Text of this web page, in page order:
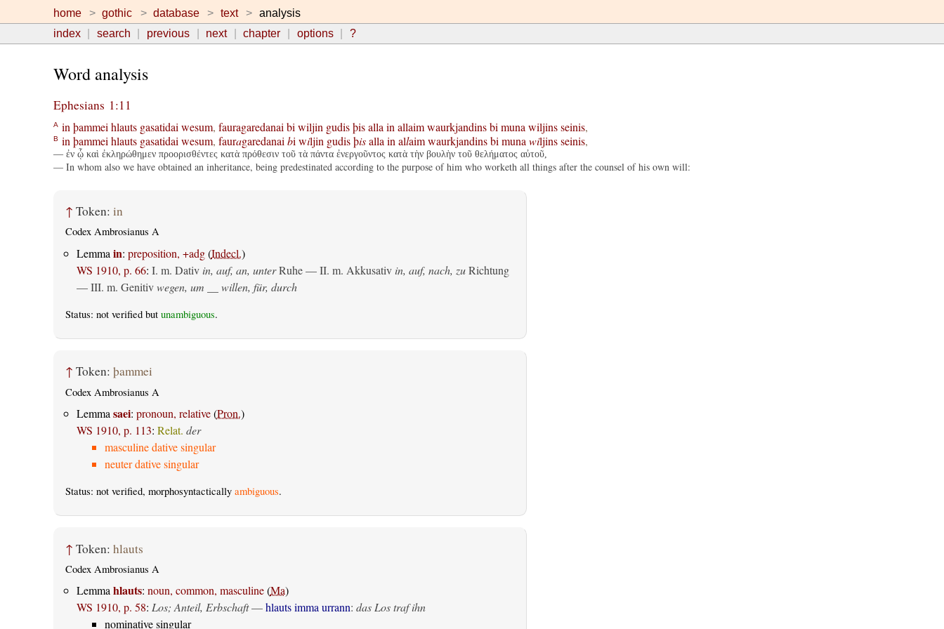
home gothic database text
analysis
index
search previous next chapter options ?
Word analysis
Ephesians 1:11
A in þammei hlauts gasatidai wesum, fauragaredanai bi wiljin gudis þis alla in allaim waurkjandins bi muna wiljins seinis,
B in þammei hlauts gasatidai wesum, fauragaredanai bi wiljin gudis þis alla in allaim waurkjandins bi muna wiljins seinis,
— ἐν ᾧ καὶ ἐκληρώθημεν προορισθέντες κατὰ πρόθεσιν τοῦ τὰ πάντα ἐνεργοῦντος κατὰ τὴν βουλὴν τοῦ θελήματος αὐτοῦ,
— In whom also we have obtained an inheritance, being predestinated according to the purpose of him who worketh all things after the counsel of his own will:
↑ Token: in
Codex Ambrosianus A
Lemma in: preposition, +adg(Indecl.)
WS 1910, p. 66: I. m. Dativ in, auf, an, unterRuhe — II. m. Akkusativ in, auf, nach, zuRichtung
— III. m. Genitiv wegen, um __ willen, für, durch
Status: not verified but unambiguous.
↑ Token: þammei
Codex Ambrosianus A
Lemma saei: pronoun, relative(Pron.)
WS 1910, p. 113: Relat. der
masculine dative singular
neuter dative singular
Status: not verified, morphosyntactically ambiguous.
↑ Token: hlauts
Codex Ambrosianus A
Lemmahlauts: noun, common, masculine(Ma)
WS 1910, p. 58: Los; Anteil, Erbschaft—hlauts imma urrann: das Los traf ihn
nominative singular